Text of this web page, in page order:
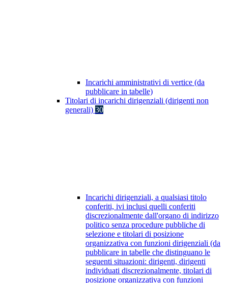
Incarichi amministrativi di vertice (da
pubblicare in tabelle)
Titolari di incarichi dirigenziali (dirigenti non
generali) 30
Incarichi dirigenziali, a qualsiasi titolo
conferiti, ivi inclusi quelli conferiti
discrezionalmente dall'organo di indirizzo
politico senza procedure pubbliche di
selezione e titolari di posizione
organizzativa con funzioni dirigenziali (da
pubblicare in tabelle che distinguano le
seguenti situazioni: dirigenti, dirigenti
individuati discrezionalmente, titolari di
posizione organizzativa con funzioni